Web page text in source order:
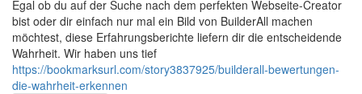
Egal ob du auf der Suche nach dem perfekten Webseite-Creator
bist oder dir einfach nur mal ein Bild von BuilderAll machen
möchtest, diese Erfahrungsberichte liefern dir die entscheidende
Wahrheit. Wir haben uns tief
https://bookmarksurl.com/story3837925/builderall-bewertungen-
die-wahrheit-erkennen